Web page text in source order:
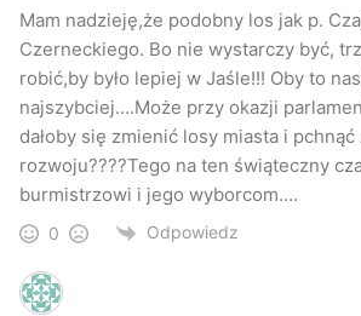
Pikieta pracowników Gamratu pod
Swojego zaskoczenia decyzją o
nie krył Andrzej Czernecki, burmistrz
prywatyzacja jest na swoim, niestety,
Tutaj wielkie pole do działania było w
Teraz decyzja jest praktycznie podjęta,
na posiedzeniu Rady jak można pomóc
przecież jesteśmy wspólnym
Mam nadzieję,że podobny los jak p.
Czerneckiego. Bo nie wystarczy być,
robić,by było lepiej w Jaśle!!! Oby to
najszybciej….Może przy okazji
dałoby się zmienić losy miasta i pchnąć
rozwoju????Tego na ten świąteczny
burmistrzowi i jego wyborcom….
0 Odpowiedz